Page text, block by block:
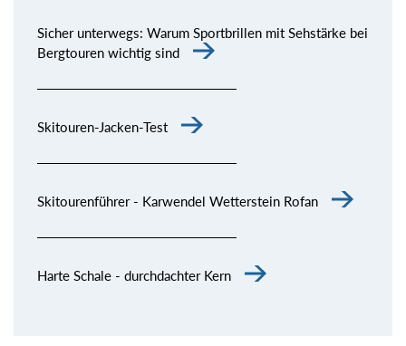
Sicher unterwegs: Warum Sportbrillen mit Sehstärke bei
Bergtouren wichtig sind
Skitouren-Jacken-Test
Skitourenführer - Karwendel Wetterstein Rofan
Harte Schale - durchdachter Kern